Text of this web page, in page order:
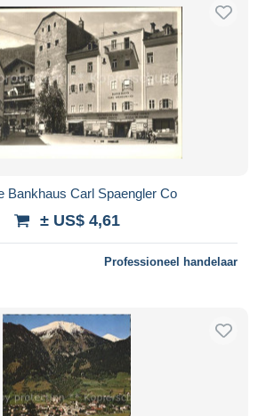
Bankhaus Carl Spaengler Co
± US$ 4,61
Professioneel handelaar